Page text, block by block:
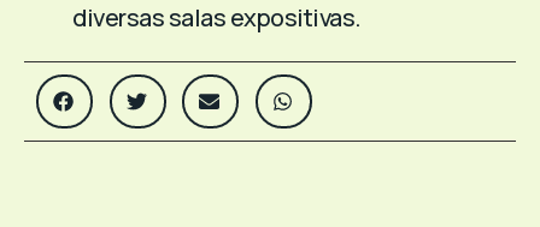
diversas salas expositivas.